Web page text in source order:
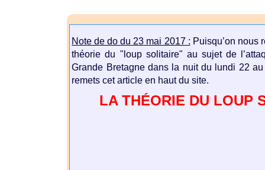
Note de do du 23 mai 2017 : Puisqu’on nous
théorie du "loup solitaire" au sujet de
Grande Bretagne dans la nuit du lundi 22
remets cet article en haut du site.
LA THÉORIE DU LOUP